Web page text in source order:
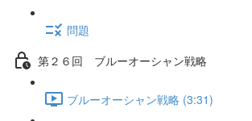
問題
第２６回 ブルーオーシャン戦略
ブルーオーシャン戦略 (3:31)